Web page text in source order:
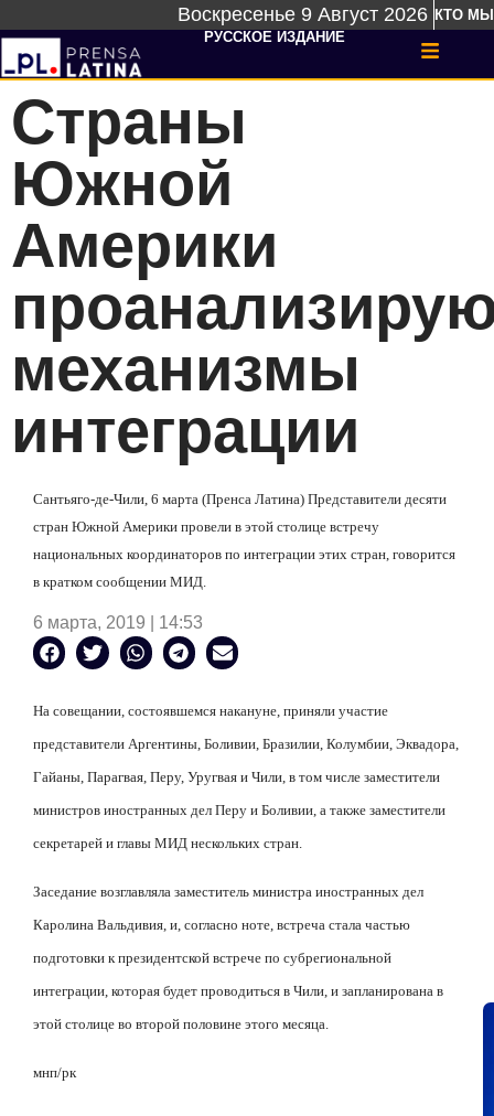
Воскресенье 9 Август 2026 КТО МЫ
РУССКОЕ ИЗДАНИЕ
Страны
Южной
Америки
механизмы
интеграции
Сантьяго-де-Чили, 6 марта (Пренса Латина) Представители десяти
стран Южной Америки провели в этой столице встречу
национальных координаторов по интеграции этих стран, говорится
в кратком сообщении МИД.
6 марта, 2019 | 14:53
На совещании, состоявшемся накануне, приняли участие
представители Аргентины, Боливии, Бразилии, Колумбии, Эквадора,
Гайаны, Парагвая, Перу, Уругвая и Чили, в том числе заместители
министров иностранных дел Перу и Боливии, а также заместители
секретарей и главы МИД нескольких стран.
Заседание возглавляла заместитель министра иностранных дел
Каролина Вальдивия, и, согласно ноте, встреча стала частью
подготовки к президентской встрече по субрегиональной
интеграции, которая будет проводиться в Чили, и запланирована в
этой столице во второй половине этого месяца.
мнп/рк